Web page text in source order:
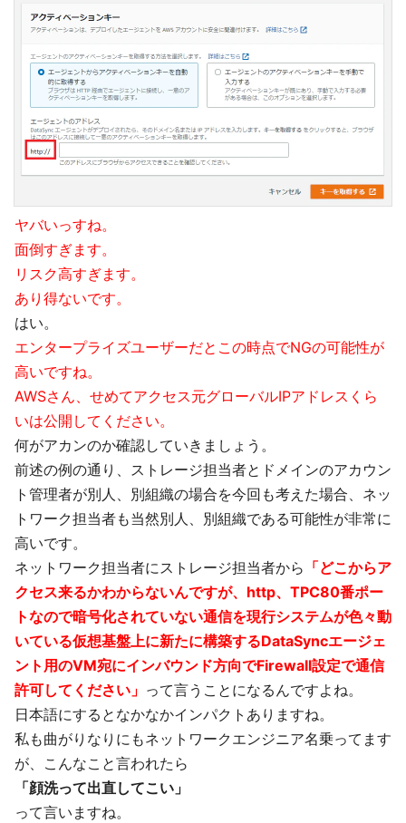
ヤバいっすね。
面倒すぎます。
リスク高すぎます。
あり得ないです。
はい。
エンタープライズユーザーだとこの時点でNGの可能性が
高いですね。
AWSさん、せめてアクセス元グローバルIPアドレスくら
いは公開してください。
何がアカンのか確認していきましょう。
前述の例の通り、ストレージ担当者とドメインのアカウン
ト管理者が別人、別組織の場合を今回も考えた場合、ネッ
トワーク担当者も当然別人、別組織である可能性が非常に
高いです。
ネットワーク担当者にストレージ担当者から 「どこからア
クセス来るかわからないんですが、http、TPC80番ポー
トなので暗号化されていない通信を現行システムが色々動
いている仮想基盤上に新たに構築するDataSyncエージェ
ント用のVM宛にインバウンド方向でFirewall設定で通信
許可してください」 って言うことになるんですよね。
日本語にするとなかなかインパクトありますね。
私も曲がりなりにもネットワークエンジニア名乗ってます
が、こんなこと言われたら
「顔洗って出直してこい」
って言いますね。